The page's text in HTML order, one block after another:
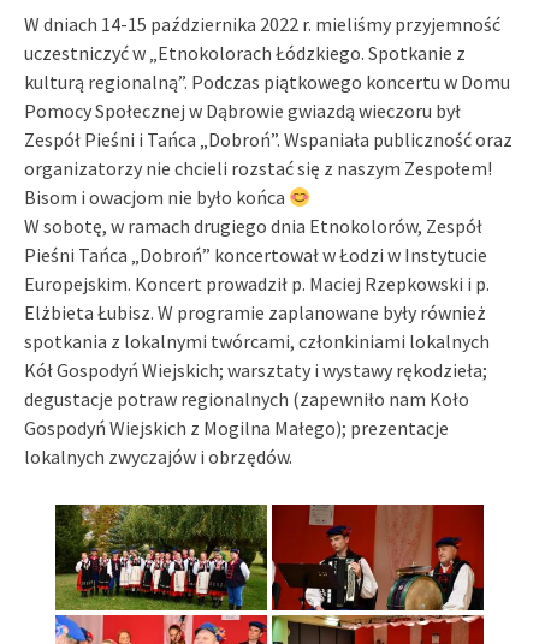
W dniach 14-15 października 2022 r. mieliśmy przyjemność
uczestniczyć w „Etnokolorach Łódzkiego. Spotkanie z
kulturą regionalną”. Podczas piątkowego koncertu w Domu
Pomocy Społecznej w Dąbrowie gwiazdą wieczoru był
Zespół Pieśni i Tańca „Dobroń”. Wspaniała publiczność oraz
organizatorzy nie chcieli rozstać się z naszym Zespołem!
Bisom i owacjom nie było końca
W sobotę, w ramach drugiego dnia Etnokolorów, Zespół
Pieśni Tańca „Dobroń” koncertował w Łodzi w Instytucie
Europejskim. Koncert prowadził p. Maciej Rzepkowski i p.
Elżbieta Łubisz. W programie zaplanowane były również
spotkania z lokalnymi twórcami, członkiniami lokalnych
Kół Gospodyń Wiejskich; warsztaty i wystawy rękodzieła;
degustacje potraw regionalnych (zapewniło nam Koło
Gospodyń Wiejskich z Mogilna Małego); prezentacje
lokalnych zwyczajów i obrzędów.